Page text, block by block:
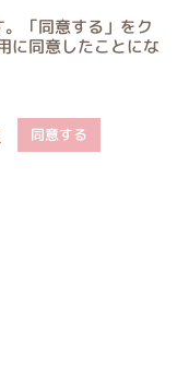
「同意する」をク
に同意したことにな
同意する